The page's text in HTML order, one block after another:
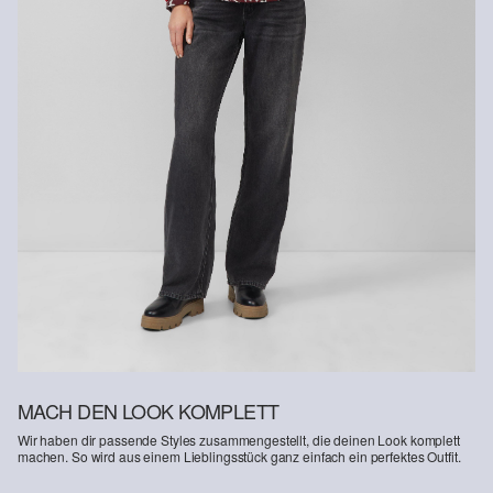
Gastkunden können ihre Artikel innerhalb von 14 Tagen nach
Erhalt der Ware an uns zurückschicken. Fashion Card und VIP
Kunden haben nach Erhalt der Ware 30 Tage Zeit, um ihre Artikel
an uns zurückzusenden.
Weitere Informationen sind unserer „ Hilfe & FAQ
Deine Retoure kannst du HIERonline anmelden.
MACH DEN LOOK KOMPLETT
Wir haben dir passende Styles zusammengestellt, die deinen Look komplett
machen. So wird aus einem Lieblingsstück ganz einfach ein perfektes Outfit.